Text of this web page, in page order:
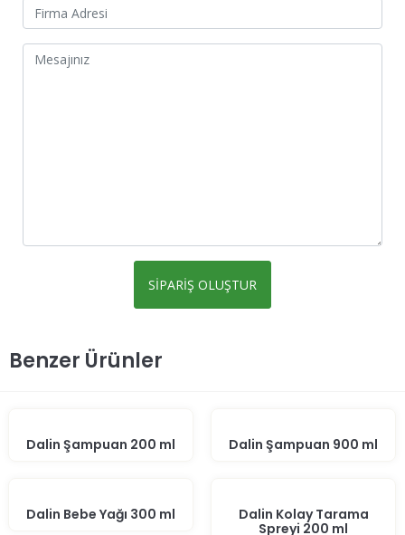
Benzer Ürünler
Dalin Şampuan 200 ml Dalin Şampuan 900 ml
Dalin Bebe Yağı 300 ml
Dalin Kolay Tarama
Spreyi 200 ml